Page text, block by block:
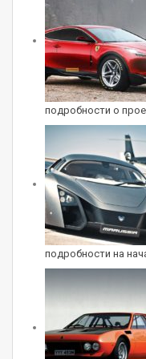
нибудь
Поэтому
Николаем две
из Польши в
Одна из визитных
18-дюймовые
подробности о
подробности на